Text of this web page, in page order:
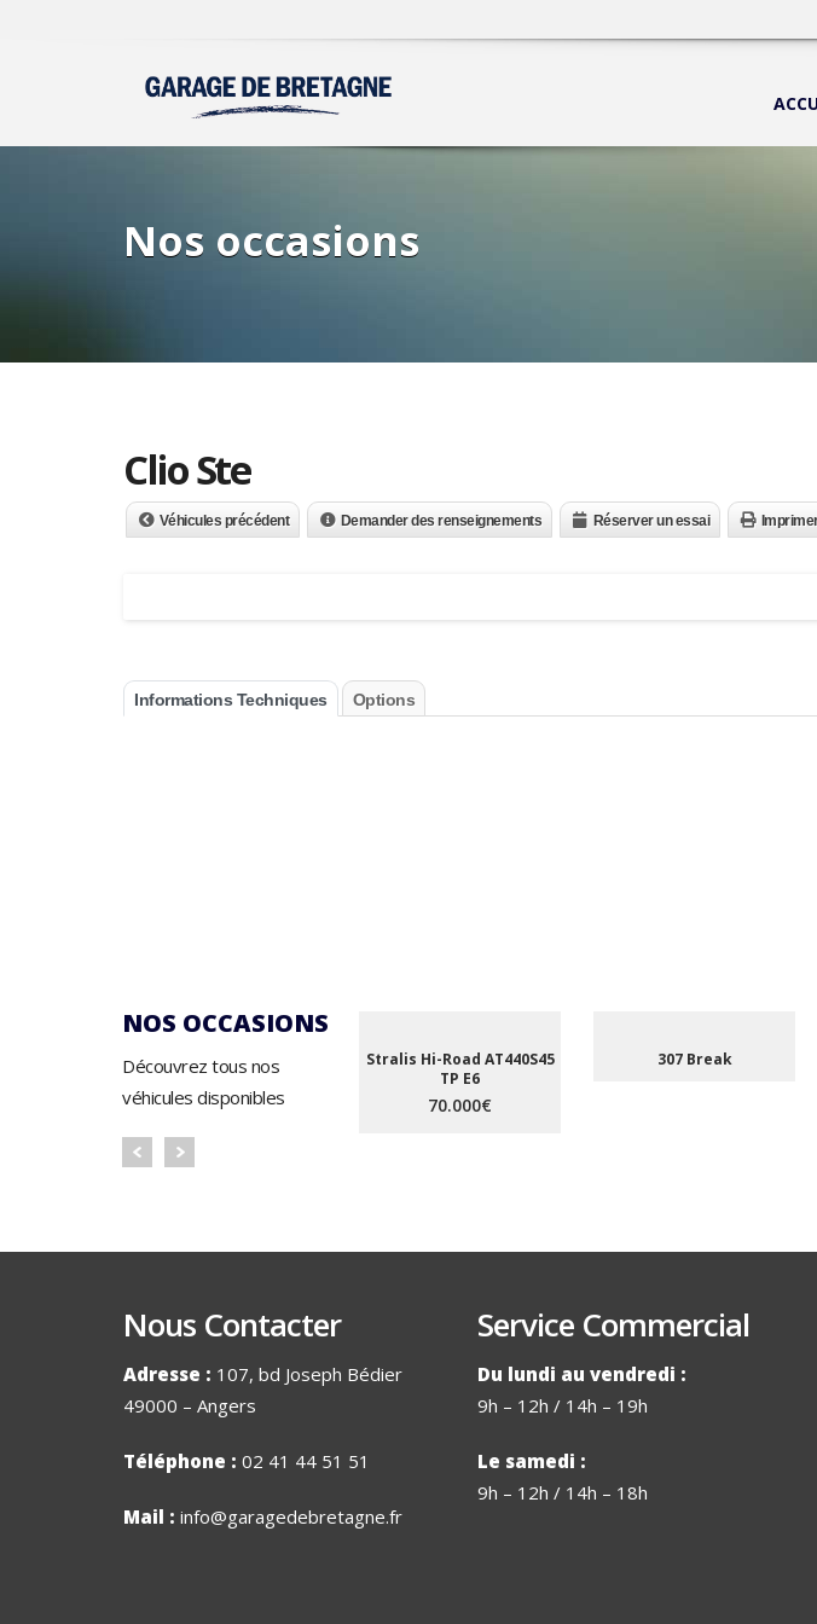
Nos occasions
Clio Ste
Véhicules précédent Demander des renseignements Réserver un essai
Informations Techniques Options
NOS OCCASIONS
Découvrez tous nos
véhicules disponibles
Stralis Hi-Road AT440S45
TP E6
70.000€
307 Break
Nous Contacter
Adresse : 107, bd Joseph Bédier
49000 – Angers
Téléphone : 02 41 44 51 51
Mail : info@garagedebretagne.fr
Service Commercial
Du lundi au vendredi :
9h – 12h / 14h – 19h
Le samedi :
9h – 12h / 14h – 18h